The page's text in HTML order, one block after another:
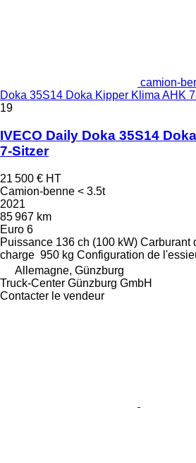
camion-
Doka 35S14 Doka Kipper Klima AHK
19
IVECO Daily Doka 35S14
7-Sitzer
21 500 € HT
Camion-benne < 3.5t
2021
85 967 km
Euro 6
Puissance 136 ch (100 kW) Carburant
charge 950 kg Configuration de
Allemagne, Günzburg
Truck-Center Günzburg GmbH
Contacter le vendeur